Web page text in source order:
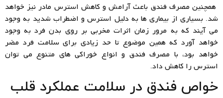
همچنین مصرف فندق باعث آرامش و کاهش استرس مادر نیز خواهد
شد. بسیاری از بیماری ها به دلیل استرس و اضطراب شدید به وجود
می آیند که به مرور زمان اثرات مخربی بر روی بدن فرد به وجود
خواهد آورد که همین موضوع تا حد زیادی برای سلامت فرد مضر
خواهد بود، با مصرف فندق و انواع خوراکی های متنوع می توان
استرس را کاهش داد.
خواص فندق در سلامت عملکرد قلب